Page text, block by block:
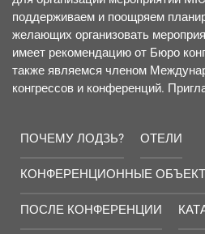
поддерживаем и поощряем
желающих организовать
имеет рекомендацию от Бюро
также являемся членом
конгрессов и конференций.
ПОЧЕМУ ЛОДЗЬ? ОТЕЛИ
КОНФЕРЕНЦИОННЫЕ
ПОСЛЕ КОНФЕРЕНЦИИ